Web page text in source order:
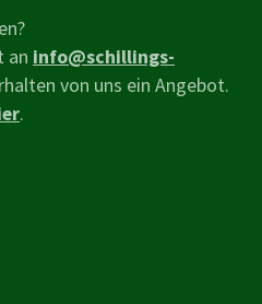
an info@schillings-
von uns ein Angebot.
.